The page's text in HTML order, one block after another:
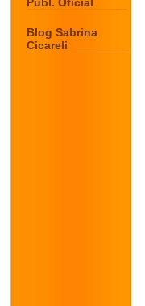
Blog Sabrina
Cicareli